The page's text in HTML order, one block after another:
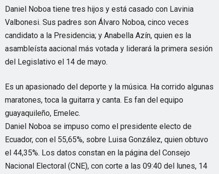
Daniel Noboa tiene tres hijos y está casado con Lavinia
Valbonesi. Sus padres son Álvaro Noboa, cinco veces
candidato a la Presidencia; y Anabella Azín, quien es la
asambleísta aacional más votada y liderará la primera sesión
del Legislativo el 14 de mayo.
Es un apasionado del deporte y la música. Ha corrido algunas
maratones, toca la guitarra y canta. Es fan del equipo
guayaquileño, Emelec.
Daniel Noboa se impuso como el presidente electo de
Ecuador, con el 55,65%, sobre Luisa González, quien obtuvo
el 44,35%. Los datos constan en la página del Consejo
Nacional Electoral (CNE), con corte a las 09:40 del lunes, 14